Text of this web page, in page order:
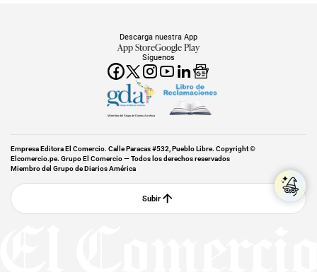
Síguenos
Descarga nuestra App
App StoreGoogle Play
Miembro del Grupo de Diarios América
Empresa Editora El Comercio. Calle Paracas #532, Pueblo Libre. Copyright ©
Elcomercio.pe. Grupo El Comercio — Todos los derechos reservados
Miembro del Grupo de Diarios América
Subir